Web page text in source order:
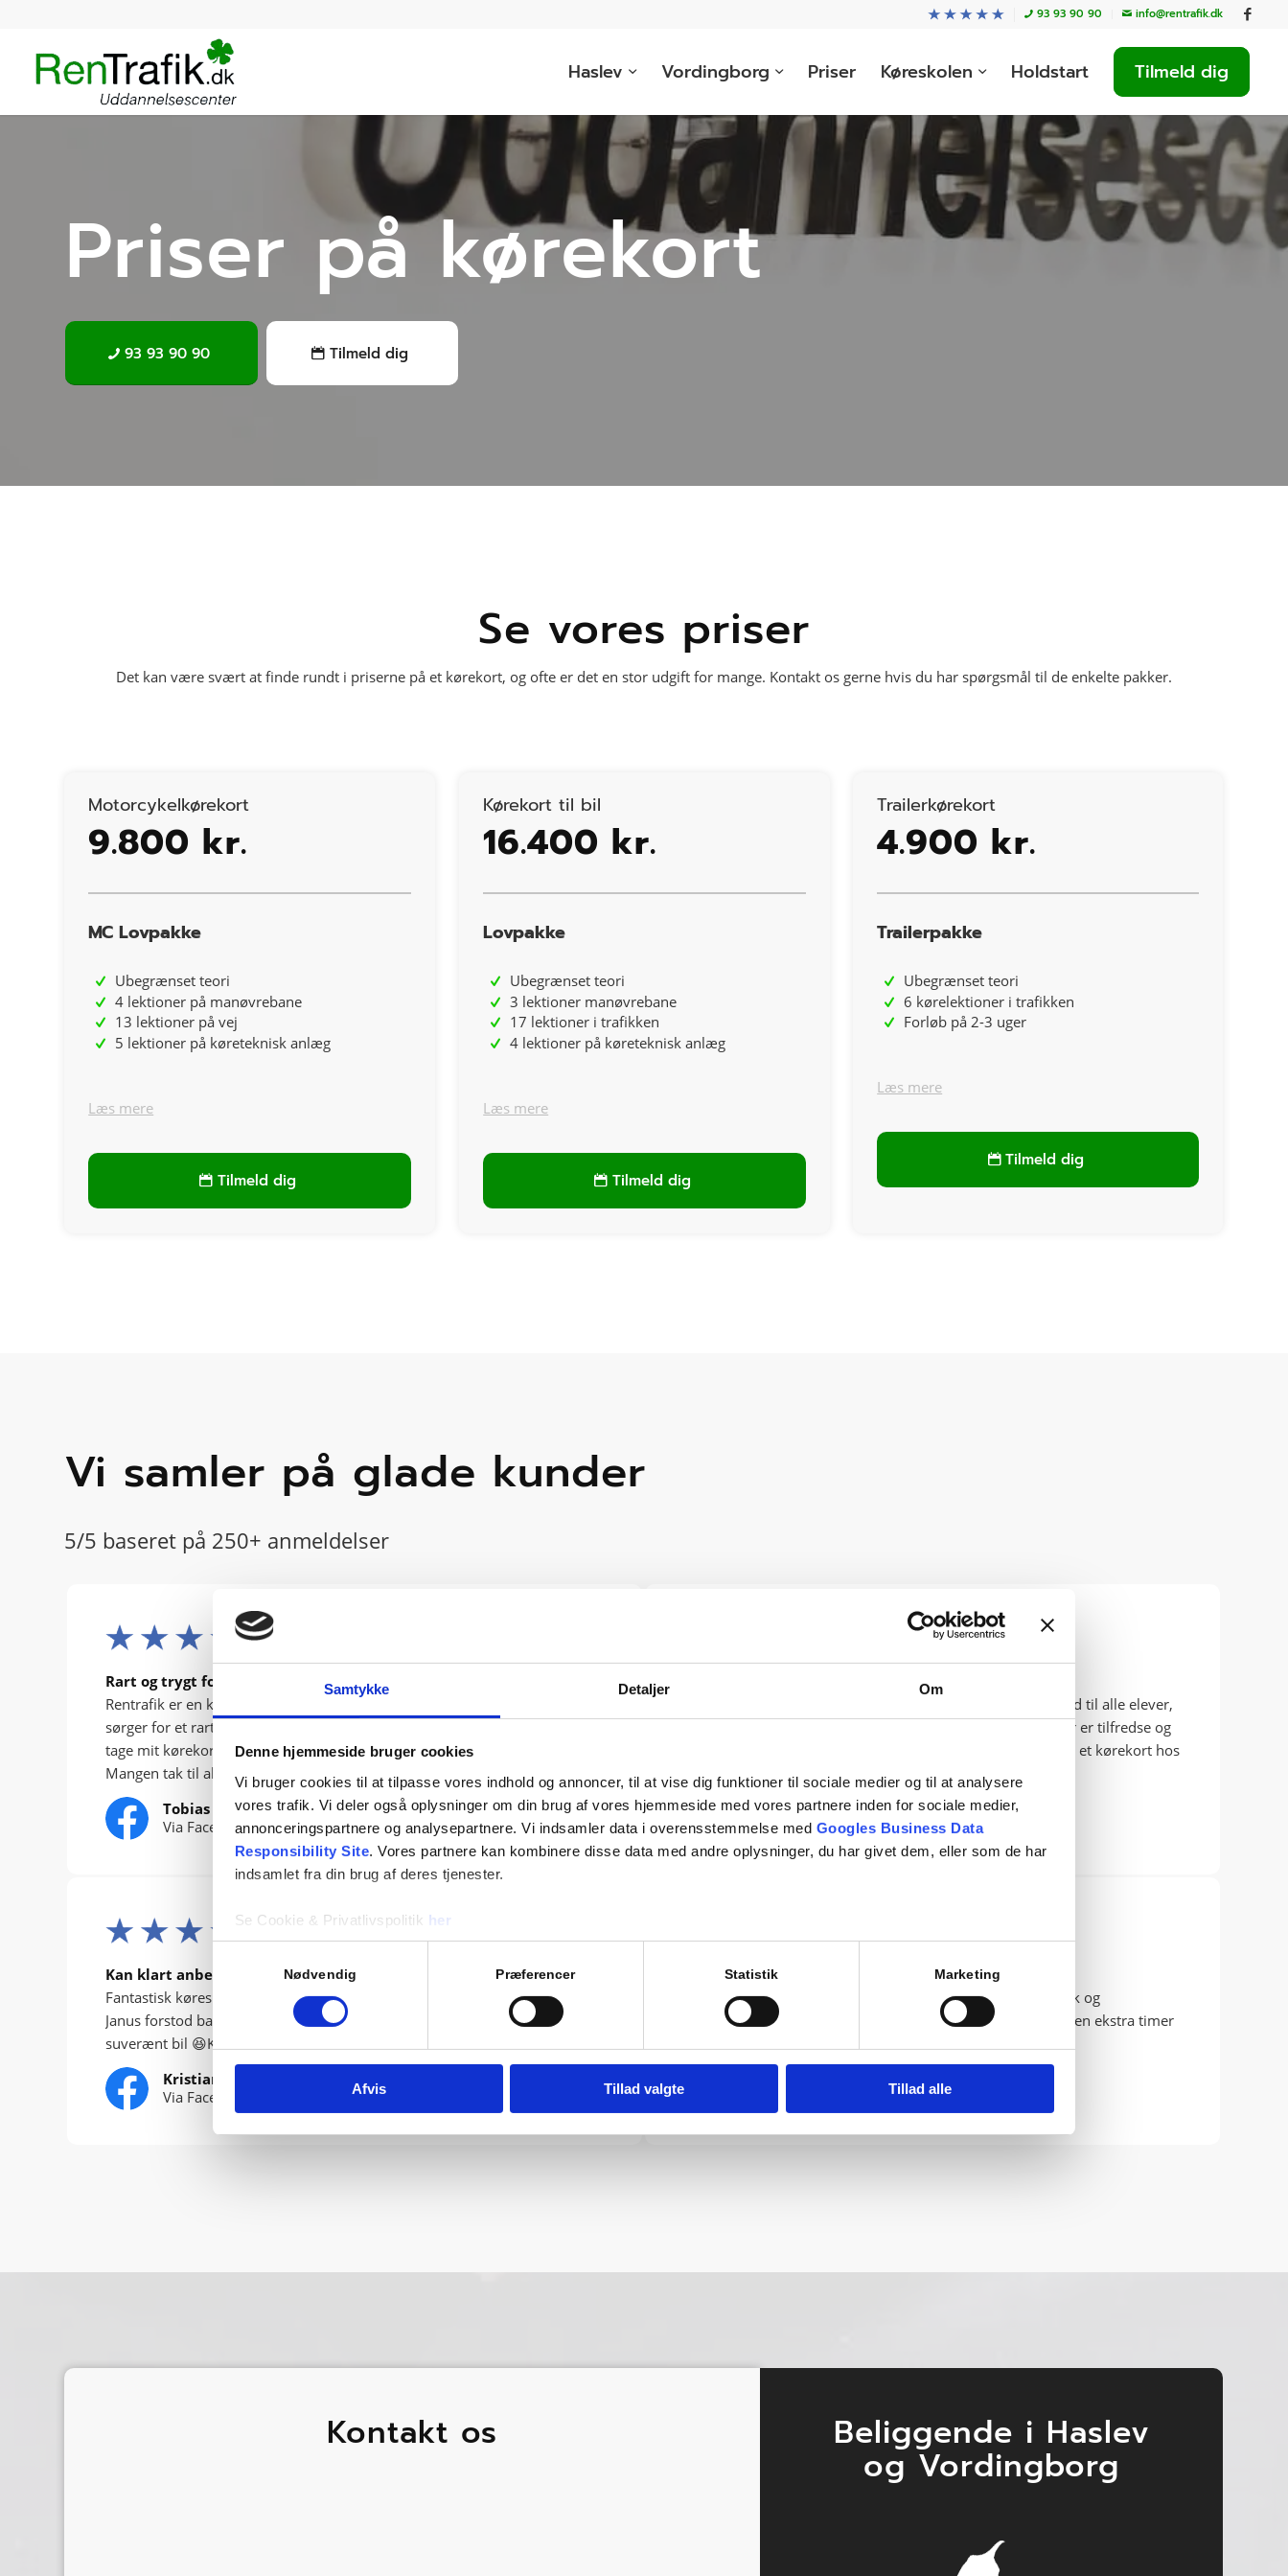
Samtykke Detaljer Om
Denne hjemmeside bruger cookies
Vi bruger cookies til at tilpasse vores indhold og annoncer, til at vise dig funktioner til sociale medier og til at analysere
vores trafik. Vi deler også oplysninger om din brug af vores hjemmeside med vores partnere inden for sociale medier,
annonceringspartnere og analysepartnere. Vi indsamler data i overensstemmelse med Googles Business Data
Responsibility Site. Vores partnere kan kombinere disse data med andre oplysninger, du har givet dem, eller som de har
indsamlet fra din brug af deres tjenester.
Se Cookie & Privatlivspolitik her
Nødvendig Præferencer Statistik Marketing
Afvis Tillad valgte Tillad alle
93 93 90 90 info@rentrafik.dk
Haslev Vordingborg Priser Køreskolen Holdstart Tilmeld dig
Priser på kørekort
93 93 90 90 Tilmeld dig
Se vores priser
Det kan være svært at finde rundt i priserne på et kørekort, og ofte er det en stor udgift for mange. Kontakt os gerne hvis du har spørgsmål til de enkelte pakker.
Motorcykelkørekort
9.800 kr.
MC Lovpakke
Ubegrænset teori
4 lektioner på manøvrebane
13 lektioner på vej
5 lektioner på køreteknisk anlæg
Læs mere
Tilmeld dig
Kørekort til bil
16.400 kr.
Lovpakke
Ubegrænset teori
3 lektioner manøvrebane
17 lektioner i trafikken
4 lektioner på køreteknisk anlæg
Læs mere
Tilmeld dig
Trailerkørekort
4.900 kr.
Trailerpakke
Ubegrænset teori
6 kørelektioner i trafikken
Forløb på 2-3 uger
Læs mere
Tilmeld dig
Vi samler på glade kunder
5/5 baseret på 250+ anmeldelser
Rart og trygt forløb
Rentrafik er en køreskole jeg klart kan anbefale, de tager imod alle og
sørger for et rart og trygt forløb. Jeg var igang med udannelse da jeg skulle
tage mit kørekort men mærket intet præs på hverken teori eller kørsel.
Mangen tak til alle fra Rentrafik 🙂
Tobias
Via Facebook
Det var helt klart det rette sted at få kørekort til bil, der er tid til alle elever,
og Janus arbejder hver dag på højtryk for at alle hans elever er tilfredse og
tryg i hans omgivelser 🙏🏽☀️. Slet ikke sidste gang jeg tager et kørekort hos
RenTrafik. 😁
Julie
Via Facebook
Kan klart anbefales
Fantastisk køreskole, samt kørelærere. Top profesionelle undervisere.
Janus forstod bare, at lære mig teorien og Martin lærte mig at køre
suverænt bil 😆Kan klart anbefales😊
Kristian
Via Facebook
Tålmodige og lærerige
Kan varmt anbefales. Jeg startede uden viden om køreteknik og
færdselsregler og formåede at få mit kørekort hurtigt og uden ekstra timer
Kontakt os Beliggende i Haslev
og Vordingborg